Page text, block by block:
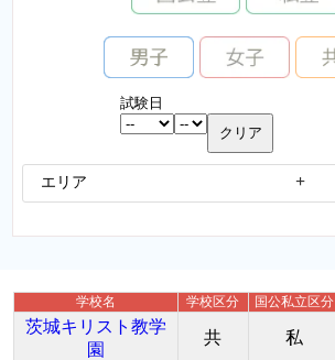
試験日
エリア
学校名 学校区分 国公私立区分
茨城キリスト教学
園
共 私